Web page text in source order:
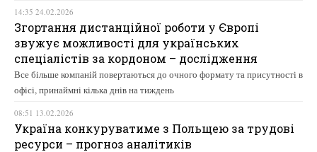
14:35 24.02.2026
Згортання дистанційної роботи у Європі
звужує можливості для українських
спеціалістів за кордоном – дослідження
Все більше компаній повертаються до очного формату та присутності в
офісі, принаймні кілька днів на тиждень
08:51 13.02.2026
Україна конкуруватиме з Польщею за трудові
ресурси – прогноз аналітиків